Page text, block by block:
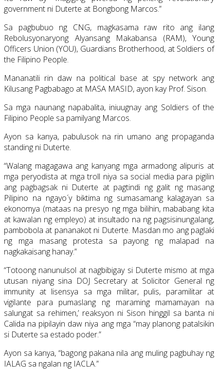
government ni Duterte at Bongbong Marcos.”
Sa pagbubuo ng CNG, magkasama raw rito ang ilang
Rebolusyonaryong Alyansang Makabansa (RAM), Young
Officers Union (YOU), Guardians Brotherhood, at Soldiers of
the Filipino People.
Mananatili rin daw na political base at spy network ang
Kilusang Pagbabago at MASA MASID, ayon kay Prof. Sison.
Sa mga naunang napabalita, iniuugnay ang Soldiers of the
Filipino People sa pamilyang Marcos.
Ayon sa kanya, pabulusok na rin umano ang propaganda
standing ni Duterte.
“Walang magagawa ang kanyang mga armadong alipuris at
mga peryodista at mga troll niya sa social media para pigilin
ang pagbagsak ni Duterte at pagtindi ng galit ng masang
Pilipino na ngayo´y biktima ng sumasamang kalagayan sa
ekonomya (mataas na presyo ng mga bilihin, mababang kita
at kawalan ng empleyo) at insultado na ng pagsisinungalang,
pambobola at pananakot ni Duterte. Masdan mo ang paglaki
ng mga masang protesta sa payong ng malapad na
nagkakaisang hanay.”
“Totoong nanunulsol at nagbibigay si Duterte mismo at mga
utusan niyang sina DOJ Secretary at Solicitor General ng
immunity at lisensya sa mga militar, pulis, paramilitar at
vigilante para pumaslang ng maraming mamamayan na
salungat sa rehimen,’ reaksyon ni Sison hinggil sa banta ni
Calida na pipilayin daw niya ang mga “may planong patalsikin
si Duterte sa estado poder.”
Ayon sa kanya, “bagong pakana nila ang muling pagbuhay ng
IALAG sa ngalan ng IACLA.”